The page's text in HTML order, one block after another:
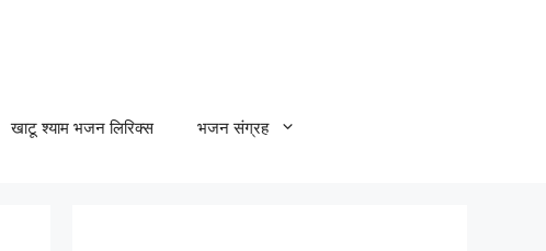
खाटू श्याम भजन लिरिक्स भजन संग्रह